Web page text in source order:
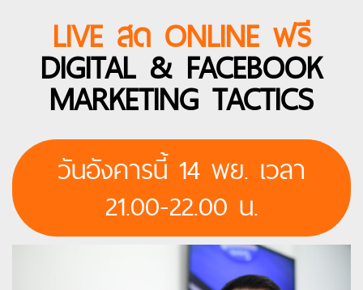
LIVE สด ONLINE ฟรี
DIGITAL & FACEBOOK
MARKETING TACTICS
วันอังคารนี้ 14 พย. เวลา
21.00-22.00 น.